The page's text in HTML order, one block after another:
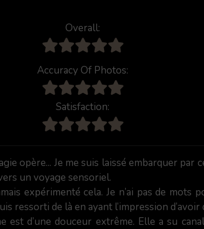
Overall:
Accuracy Of Photos:
Satisfaction:
opère... Je me suis laissé embarquer
un voyage sensoriel.
expérimenté cela. Je n’ai pas de
ressorti de là en ayant l’impression
est d’une douceur extrême. Elle a su